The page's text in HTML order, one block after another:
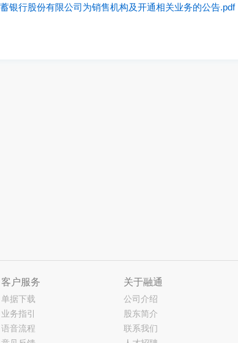
银行股份有限公司为销售机构及开通相关业务的公告.pdf
客户服务
单据下载
业务指引
语音流程
关于融通
公司介绍
股东简介
联系我们